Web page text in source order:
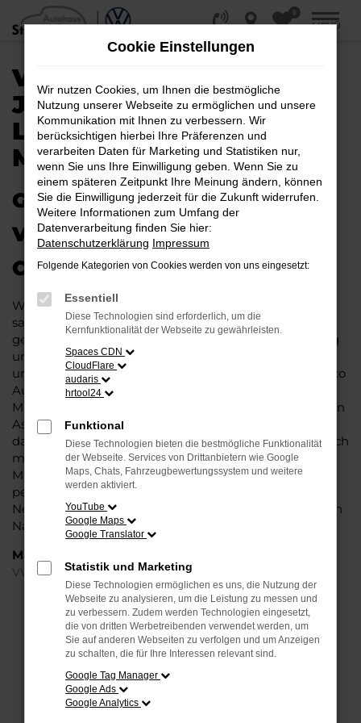
Zum
Hauptinhalt
0
MENÜ
VW T-CROSS
JAHRESWAGEN |
LIEFERSERVICE NACH
MAGDEBURG
GAS GEBEN IN MAGDEBURG –
VIELLEICHT BALD IM VW T-
CROSS JAHRESWAGEN
Wer Argumente für einen VW T-Cross Jahreswagen
sammelt, wird schnell fündig. Das Fahrzeug ist wie
geschaffen für Fahrten in Magdeburg und Umgebung
und überzeugt durch seine erstklassige Verarbeitung
und die Liebe zum Detail. Hinzu kommt, dass in puncto
Ausstattung in dieser Fahrzeugklasse regelrecht
Maßstäbe gesetzt werden, was sich vor allem in Sachen
Assistenzsysteme und Sicherheit widerspiegelt. Und
dann ist da noch das Design, dass Kenner sprichwörtlich
mit der Zunge schnalzen lässt. In kurzen Worten: für
Magdeburg ist eijn VW T-Cross Jahreswagen eine
perfekte Wahl, alldieweil Sie gegenüber einem
Neuwagen erheblich an Geld sparen und einen soliden
Nachlass bzw. Rabatt erhalten.
Marken
VW
FEHLER: NETWORK ERROR
Beim Laden ist ein Fehler aufgetreten.
Überprüfe deine Firewall und deine
Cookie Einstellungen
Wir nutzen Cookies, um Ihnen die bestmögliche
Nutzung unserer Webseite zu ermöglichen und unsere
Kommunikation mit Ihnen zu verbessern. Wir
berücksichtigen hierbei Ihre Präferenzen und
verarbeiten Daten für Marketing und Statistiken nur,
wenn Sie uns Ihre Einwilligung geben. Wenn Sie zu
einem späteren Zeitpunkt Ihre Meinung ändern, können
Sie die Einwilligung jederzeit für die Zukunft widerrufen.
Weitere Informationen zum Umfang der
Datenverarbeitung finden Sie hier:
Datenschutzerklärung Impressum
Folgende Kategorien von Cookies werden von uns eingesetzt:
Essentiell
Diese Technologien sind erforderlich, um die
Kernfunktionalität der Webseite zu gewährleisten.
Spaces CDN
CloudFlare
audaris
hrtool24
Funktional
Diese Technologien bieten die bestmögliche Funktionalität
der Webseite. Services von Drittanbietern wie Google
Maps, Chats, Fahrzeugbewertungssystem und weitere
werden aktiviert.
YouTube
Google Maps
Google Translator
Statistik und Marketing
Diese Technologien ermöglichen es uns, die Nutzung der
Webseite zu analysieren, um die Leistung zu messen und
zu verbessern. Zudem werden Technologien eingesetzt,
die von dritten Werbetreibenden verwendet werden, um
Sie auf anderen Webseiten zu verfolgen und um Anzeigen
zu schalten, die für Ihre Interessen relevant sind.
Google Tag Manager
Google Ads
Google Analytics